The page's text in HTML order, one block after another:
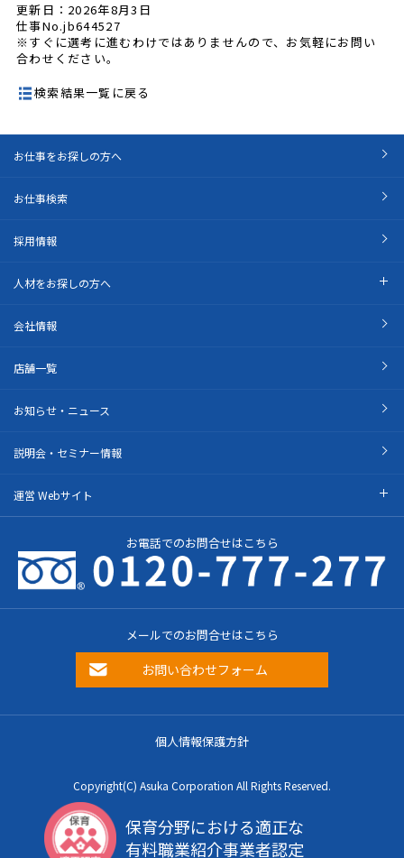
更新日：2026年8月3日
仕事No.jb644527
※すぐに選考に進むわけではありませんので、お気軽にお問い
合わせください。
検索結果一覧に戻る
お仕事をお探しの方へ
お仕事検索
採用情報
人材をお探しの方へ
会社情報
店舗一覧
お知らせ・ニュース
説明会・セミナー情報
運営 Webサイト
お電話でのお問合せはこちら
メールでのお問合せはこちら
お問い合わせフォーム
個人情報保護方針
Copyright(C) Asuka Corporation All Rights Reserved.
保育分野における適正な
有料職業紹介事業者認定